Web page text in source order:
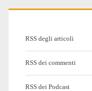
RSS degli articoli
RSS dei commenti
RSS dei Podcast